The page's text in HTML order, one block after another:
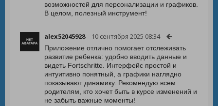
возможностей для персонализации и графиков.
В целом, полезный инструмент!
alex52045928 10 сентября 2025 08:34
Приложение отлично помогает отслеживать
развитие ребенка: удобно вводить данные и
видеть Fortschritte. Интерфейс простой и
интуитивно понятный, а графики наглядно
показывают динамику. Рекомендую всем
родителям, кто хочет быть в курсе изменений и
не забыть важные моменты!